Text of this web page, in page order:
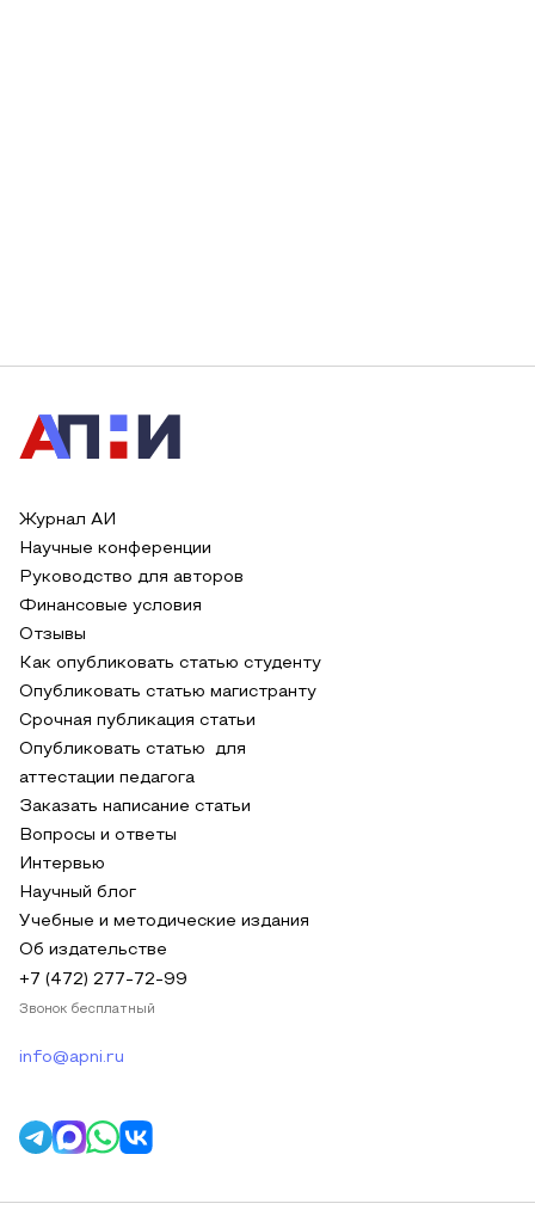
Журнал АИ
Научные конференции
Руководство для авторов
Финансовые условия
Отзывы
Как опубликовать статью студенту
Опубликовать статью магистранту
Срочная публикация статьи
Опубликовать статью для
аттестации педагога
Заказать написание статьи
Вопросы и ответы
Интервью
Научный блог
Учебные и методические издания
Об издательстве
+7 (472) 277-72-99
Звонок бесплатный
info@apni.ru